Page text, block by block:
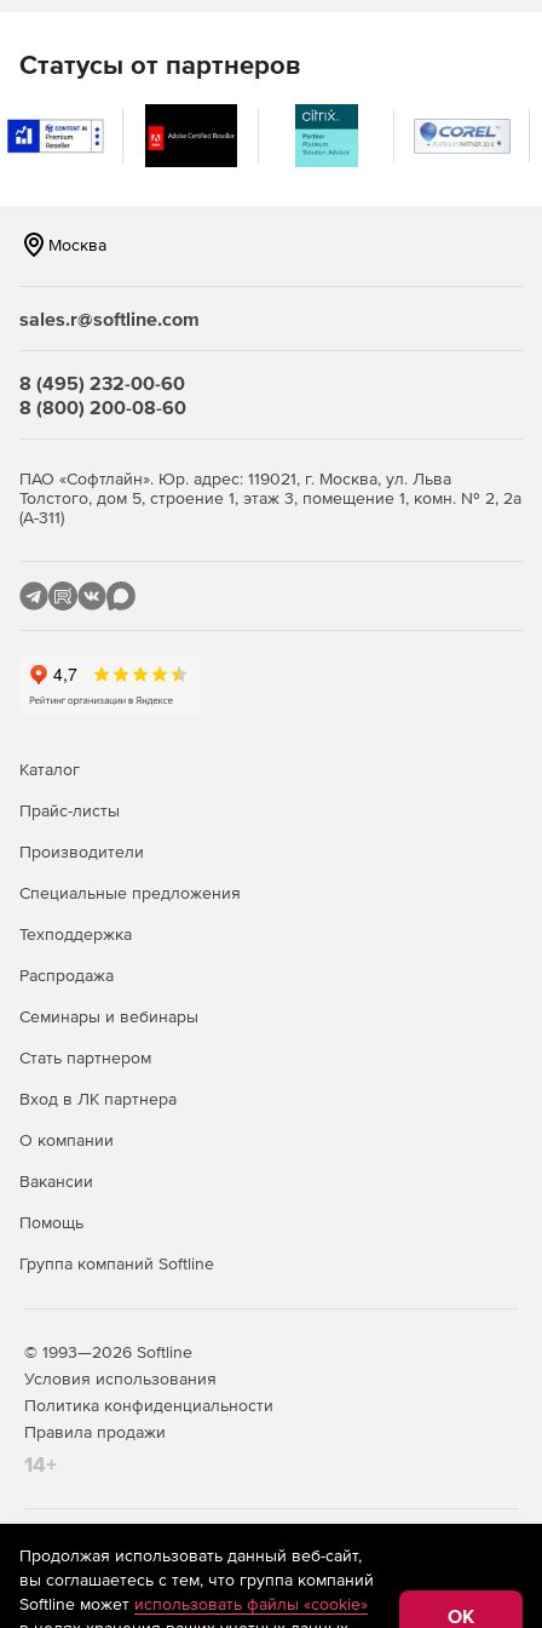
Портал самообслуживания
База знаний
Версия Professional – служба поддержки + управление
Управление службой поддержки.
Управление программными активами.
Управление закупками и контрактами.
управление активами +управление проектами.
Управление проблемами.
Управление изменениями.
Управление ИТ-проектами.
База данных управления конфигурациями.
Статусы от партнеров
Москва
sales.r@softline.com
8 (495) 232-00-60
8 (800) 200-08-60
ПАО «Софтлайн». Юр. адрес: 119021, г. Москва, ул. Льва
Толстого, дом 5, строение 1, этаж 3, помещение 1, комн. № 2, 2а
(А-311)
Каталог
Прайс-листы
Производители
Специальные предложения
Техподдержка
Распродажа
Семинары и вебинары
Стать партнером
Вход в ЛК партнера
О компании
Вакансии
Помощь
Группа компаний Softline
© 1993—2026 Softline
Условия использования
Политика конфиденциальности
Правила продажи
14+
На информационном ресурсе store.softline.ru применяются
рекомендательные технологии
(информационные технологии
предоставления информации на основе сбора,
систематизации и анализа сведений, относящихся к
Продолжая использовать данный веб-сайт,
вы соглашаетесь с тем, что группа компаний
Softline может использовать файлы «cookie»
OK